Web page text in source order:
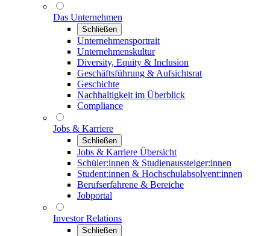
Das Unternehmen
Schließen
Unternehmensportrait
Unternehmenskultur
Diversity, Equity & Inclusion
Geschäftsführung & Aufsichtsrat
Geschichte
Nachhaltigkeit im Überblick
Compliance
Jobs & Karriere
Schließen
Jobs & Karriere Übersicht
Schüler:innen & Studienaussteiger:innen
Student:innen & Hochschulabsolvent:innen
Berufserfahrene & Bereiche
Jobportal
Investor Relations
Schließen